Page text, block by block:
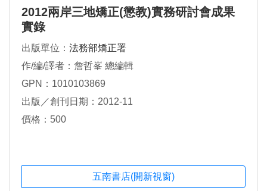
2012兩岸三地矯正(懲教)實務研討會成果
實錄
出版單位： 法務部矯正署
作/編/譯者：詹哲峯 總編輯
GPN：1010103869
出版／創刊日期：2012-11
價格：500
五南書店(開新視窗)